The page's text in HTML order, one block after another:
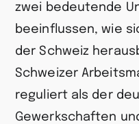
zwei bedeutende
beeinflussen, wie
der Schweiz
Schweizer
reguliert als der
Gewerkschaften